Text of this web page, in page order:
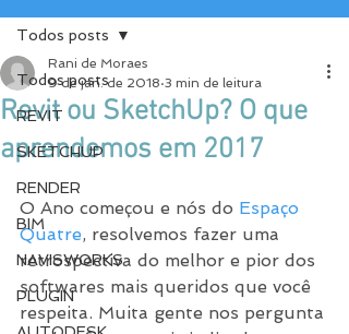
Todos posts
REVIT
SKETCHUP
RENDER
BIM
NAVISWORKS
PLUGIN
Todos posts
Revit ou SketchUp? O que
aprendemos em 2017
Rani de Moraes
9 de jan. de 2018 3 min de leitura
O Ano começou e nós do Espaço
Quatre, resolvemos fazer uma
retrospectiva do melhor e pior dos
softwares mais queridos que você
respeita. Muita gente nos pergunta